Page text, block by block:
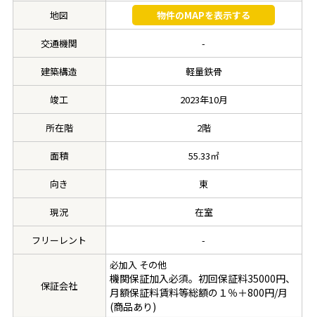
地図 物件のMAPを表示する
交通機関 -
建築構造 軽量鉄骨
竣工 2023年10月
所在階 2階
面積 55.33㎡
向き 東
現況 在室
フリーレント -
保証会社
必加入 その他
機関保証加入必須。初回保証料35000円、
月額保証料賃料等総額の１％＋800円/月
(商品あり)